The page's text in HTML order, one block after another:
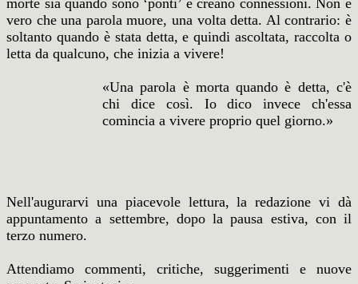
morte sia quando sono ‘ponti’ e creano connessioni. Non è
vero che una parola muore, una volta detta. Al contrario: è
soltanto quando è stata detta, e quindi ascoltata, raccolta o
letta da qualcuno, che inizia a vivere!
«Una parola è morta quando è detta, c'è
chi dice così. Io dico invece ch'essa
comincia a vivere proprio quel giorno.»
Nell'augurarvi una piacevole lettura, la redazione vi dà
appuntamento a settembre, dopo la pausa estiva, con il
terzo numero.
Attendiamo commenti, critiche, suggerimenti e nuove